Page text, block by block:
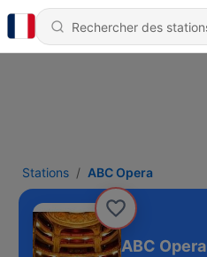
Stations ABC Opera
ABC Opera